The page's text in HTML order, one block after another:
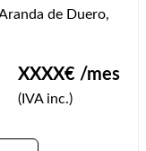
de Duero,
XXXX€ /mes
(IVA inc.)